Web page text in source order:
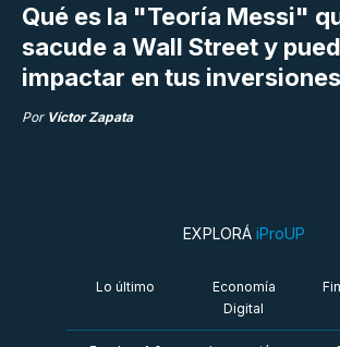
Qué es la "Teoría Messi"
sacude a Wall Street y
impactar en tus inversiones
Por Víctor Zapata
EXPLORÁ iProUP
Lo último
Economía
Digital